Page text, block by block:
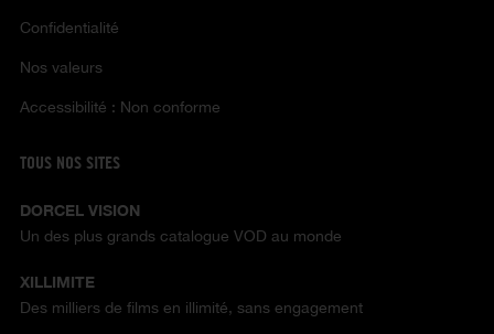
Confidentialité
Nos valeurs
Accessibilité : Non conforme
TOUS NOS SITES
DORCEL VISION
Un des plus grands catalogue VOD au monde
XILLIMITE
Des milliers de films en illimité, sans engagement